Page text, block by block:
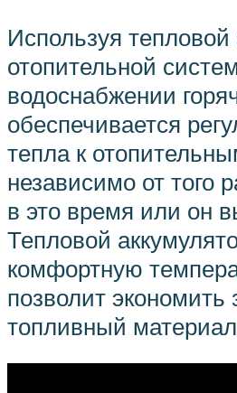
Используя тепловой
отопительной
водоснабжении
обеспечивается
тепла к
независимо от того
в это время или он
Тепловой
комфортную
позволит экономить
топливный